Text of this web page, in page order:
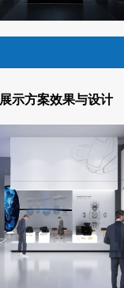
展示方案效果与设计